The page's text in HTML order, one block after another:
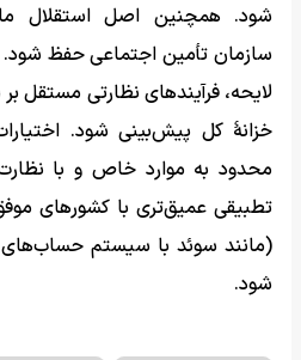
شود. همچنین اصل استقلال
سازمان تأمین اجتماعی حفظ
لایحه، فرآیندهای نظارتی مستقل
خزانۀ کل پیش‌بینی شود.
محدود به موارد خاص و با
تطبیقی عمیق‌تری با کشورهای
(مانند سوئد با سیستم
شود.